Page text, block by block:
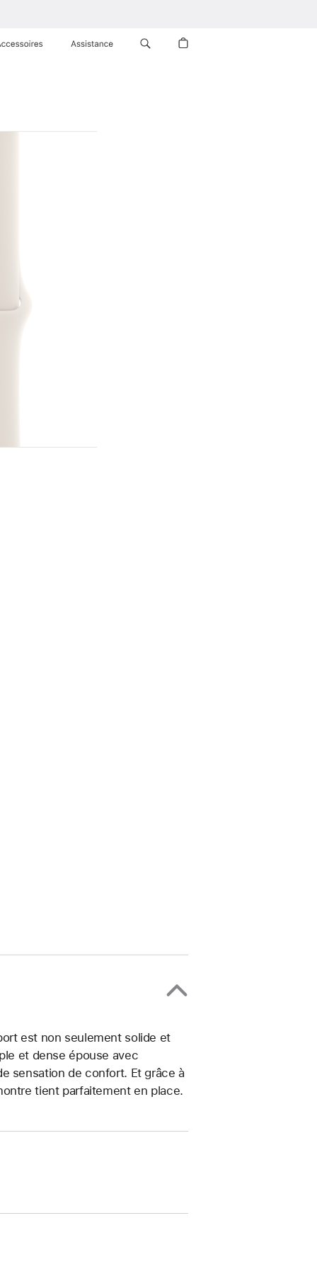
Assistance
est non seulement solide et
et dense épouse avec
sensation de confort. Et grâce à
tient parfaitement en place.